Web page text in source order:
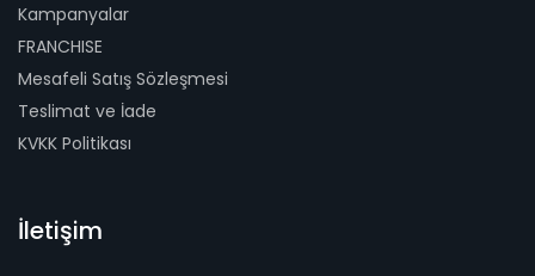
Kampanyalar
FRANCHISE
Mesafeli Satış Sözleşmesi
Teslimat ve İade
KVKK Politikası
İletişim